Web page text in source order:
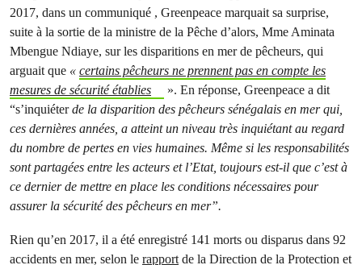
2017, dans un communiqué , Greenpeace marquait sa surprise,
suite à la sortie de la ministre de la Pêche d’alors, Mme Aminata
Mbengue Ndiaye, sur les disparitions en mer de pêcheurs, qui
arguait que « certains pêcheurs ne prennent pas en compte les
mesures de sécurité établies
». En réponse, Greenpeace a dit
“s’inquiéterde la disparition des pêcheurs sénégalais en mer qui,
ces dernières années, a atteint un niveau très inquiétant au regard
du nombre de pertes en vies humaines. Même si les responsabilités
sont partagées entre les acteurs et l’Etat, toujours est-il que c’est à
ce dernier de mettre en place les conditions nécessaires pour
assurer la sécurité des pêcheurs en mer”.
Rien qu’en 2017, il a été enregistré 141 morts ou disparus dans 92
accidents en mer, selon le rapportde la Direction de la Protection et